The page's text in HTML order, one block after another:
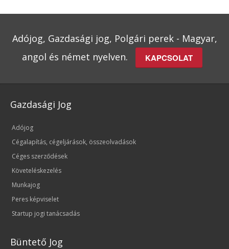
Adójog, Gazdasági jog, Polgári perek - Magyar,
angol és német nyelven.
KAPCSOLAT
Gazdasági Jog
Adójog
Cégalapítás, cégeljárások, összeolvadások
Céges szerződések
Követeléskezelés
Munkajog
Peres képviselet
Startup jogi tanácsadás
Büntető Jog